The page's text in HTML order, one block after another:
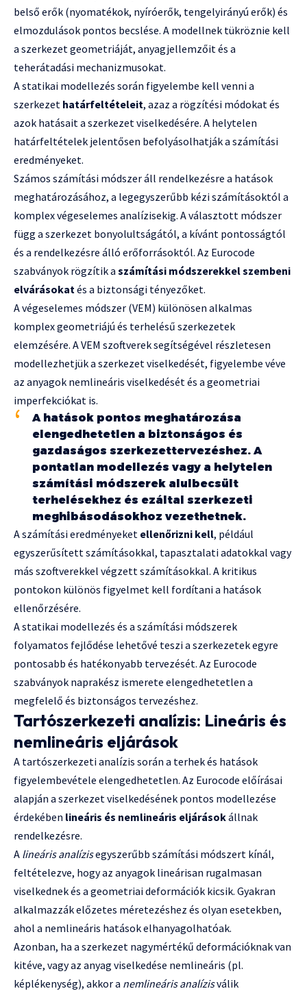
belső erők (nyomatékok, nyíróerők, tengelyirányú erők) és
elmozdulások pontos becslése. A modellnek tükröznie kell
a szerkezet geometriáját, anyagjellemzőit és a
teherátadási mechanizmusokat.
A statikai modellezés során figyelembe kell venni a
szerkezet határfeltételeit, azaz a rögzítési módokat és
azok hatásait a szerkezet viselkedésére. A helytelen
határfeltételek jelentősen befolyásolhatják a számítási
eredményeket.
Számos számítási módszer áll rendelkezésre a hatások
meghatározásához, a legegyszerűbb kézi számításoktól a
komplex végeselemes analízisekig. A választott módszer
függ a szerkezet bonyolultságától, a kívánt pontosságtól
és a rendelkezésre álló erőforrásoktól. Az Eurocode
szabványok rögzítik a számítási módszerekkel szembeni
elvárásokat és a biztonsági tényezőket.
A végeselemes módszer (VEM) különösen alkalmas
komplex geometriájú és terhelésű szerkezetek
elemzésére. A VEM szoftverek segítségével részletesen
modellezhetjük a szerkezet viselkedését, figyelembe véve
az anyagok nemlineáris viselkedését és a geometriai
imperfekciókat is.
A hatások pontos meghatározása
elengedhetetlen a biztonságos és
gazdaságos szerkezettervezéshez. A
pontatlan modellezés vagy a helytelen
számítási módszerek alulbecsült
terhelésekhez és ezáltal szerkezeti
meghibásodásokhoz vezethetnek.
A számítási eredményeket ellenőrizni kell, például
egyszerűsített számításokkal, tapasztalati adatokkal vagy
más szoftverekkel végzett számításokkal. A kritikus
pontokon különös figyelmet kell fordítani a hatások
ellenőrzésére.
A statikai modellezés és a számítási módszerek
folyamatos fejlődése lehetővé teszi a szerkezetek egyre
pontosabb és hatékonyabb tervezését. Az Eurocode
szabványok naprakész ismerete elengedhetetlen a
megfelelő és biztonságos tervezéshez.
Tartószerkezeti analízis: Lineáris és
nemlineáris eljárások
A tartószerkezeti analízis során a terhek és hatások
figyelembevétele elengedhetetlen. Az Eurocode előírásai
alapján a szerkezet viselkedésének pontos modellezése
érdekében lineáris és nemlineáris eljárásokállnak
rendelkezésre.
A lineáris analízisegyszerűbb számítási módszert kínál,
feltételezve, hogy az anyagok lineárisan rugalmasan
viselkednek és a geometriai deformációk kicsik. Gyakran
alkalmazzák előzetes méretezéshez és olyan esetekben,
ahol a nemlineáris hatások elhanyagolhatóak.
Azonban, ha a szerkezet nagymértékű deformációknak van
kitéve, vagy az anyag viselkedése nemlineáris (pl.
képlékenység), akkor a nemlineáris analízisválik